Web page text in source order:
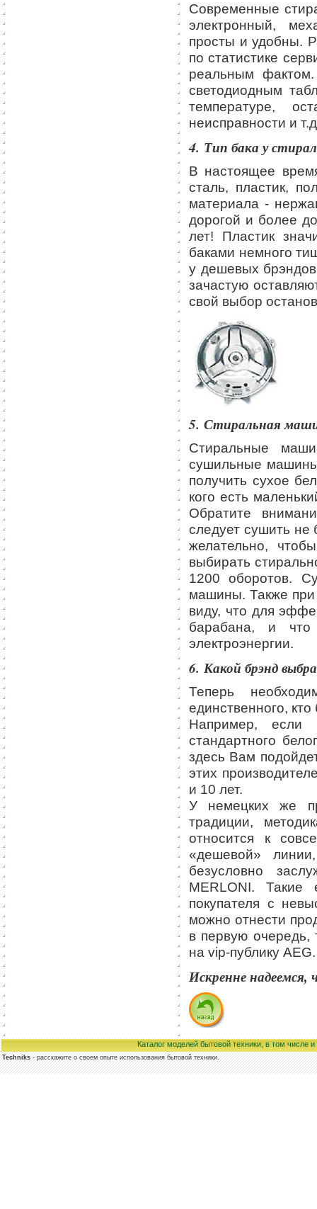
Современные
электронный,
просты и удобны.
по статистике
реальным фактом.
светодиодным
температуре,
неисправности и
4. Тип бака у
В настоящее
сталь, пластик,
материала -
дорогой и более
лет! Пластик
баками немного
у дешевых
зачастую
свой выбор
5. Стиральная
Стиральные
сушильные
получить сухое
кого есть
Обратите
следует сушить не
желательно,
выбирать
1200 оборотов.
машины. Также
виду, что для
барабана, и что
электроэнергии.
6. Какой брэнд
Теперь
единственного,
Например,
стандартного
здесь Вам
этих
и 10 лет.
У немецких же
традиции,
относится к
«дешевой»
безусловно
MERLONI.
покупателя с
можно отнести
в первую очередь,
на vip-публику AEG.
Искренне
Каталог моделей бытовой техники, в том числе
Techniks- расскажите о своем опыте использования бытовой техники.